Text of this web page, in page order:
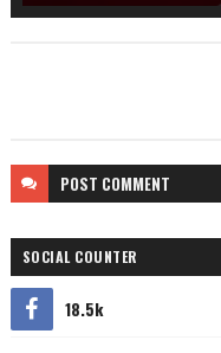
POST COMMENT
SOCIAL COUNTER
18.5k